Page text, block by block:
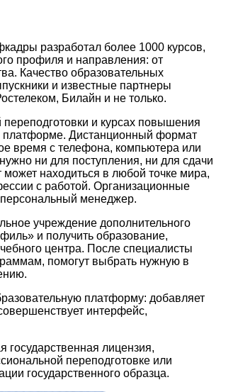
разработал более 1000 курсов,
профиля и направления: от
Качество образовательных
и известные партнеры
Билайн и не только.
и курсах повышения
платформе. Дистанционный формат
время с телефона, компьютера или
ни для поступления, ни для сдачи
находиться в любой точке мира,
с работой. Организационные
менеджер.
учреждение дополнительного
и получить образование,
центра. После специалисты
помогут выбрать нужную в
платформу: добавляет
интерфейс,
государственная лицензия,
переподготовке или
государственного образца.